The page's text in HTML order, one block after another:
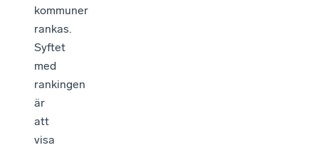
kommuner
rankas.
Syftet
med
rankingen
är
att
visa